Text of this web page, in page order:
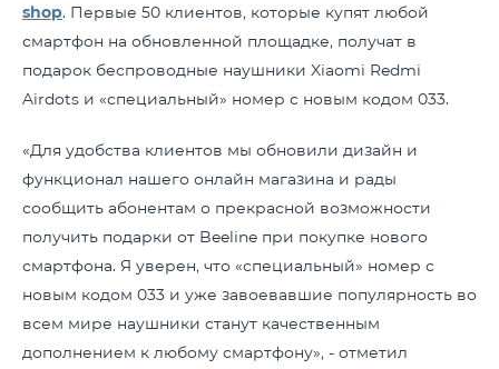
shop. Первые 50 клиентов, которые купят любой
смартфон на обновленной площадке, получат в
подарок беспроводные наушники Xiaomi Redmi
Airdots и «специальный» номер с новым кодом 033.
«Для удобства клиентов мы обновили дизайн и
функционал нашего онлайн магазина и рады
сообщить абонентам о прекрасной возможности
получить подарки от Beeline при покупке нового
смартфона. Я уверен, что «специальный» номер с
новым кодом 033 и уже завоевавшие популярность во
всем мире наушники станут качественным
дополнением к любому смартфону», - отметил